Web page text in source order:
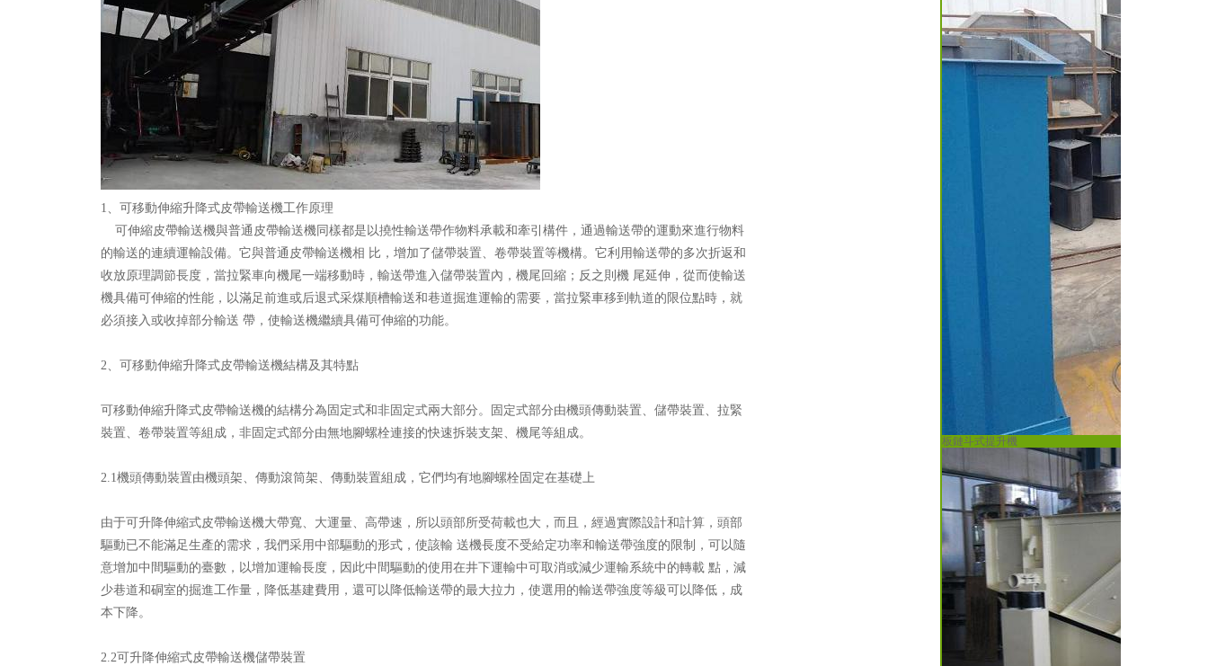
1、可移動伸縮升降式皮帶輸送機工作原理
可伸縮皮帶輸送機與普通皮帶輸送機同樣都是以撓性輸送帶作物料承載和牽引構件，通過輸送帶的運動來進行物料
的輸送的連續運輸設備。它與普通皮帶輸送機相 比，增加了儲帶裝置、卷帶裝置等機構。它利用輸送帶的多次折返和
收放原理調節長度，當拉緊車向機尾一端移動時，輸送帶進入儲帶裝置內，機尾回縮；反之則機 尾延伸，從而使輸送
機具備可伸縮的性能，以滿足前進或后退式采煤順槽輸送和巷道掘進運輸的需要，當拉緊車移到軌道的限位點時，就
必須接入或收掉部分輸送 帶，使輸送機繼續具備可伸縮的功能。
2、可移動伸縮升降式皮帶輸送機結構及其特點
可移動伸縮升降式皮帶輸送機的結構分為固定式和非固定式兩大部分。固定式部分由機頭傳動裝置、儲帶裝置、拉緊
裝置、卷帶裝置等組成，非固定式部分由無地腳螺栓連接的快速拆裝支架、機尾等組成。
2.1機頭傳動裝置由機頭架、傳動滾筒架、傳動裝置組成，它們均有地腳螺栓固定在基礎上
由于可升降伸縮式皮帶輸送機大帶寬、大運量、高帶速，所以頭部所受荷載也大，而且，經過實際設計和計算，頭部
驅動已不能滿足生產的需求，我們采用中部驅動的形式，使該輸 送機長度不受給定功率和輸送帶強度的限制，可以隨
意增加中間驅動的臺數，以增加運輸長度，因此中間驅動的使用在井下運輸中可取消或減少運輸系統中的轉載 點，減
少巷道和硐室的掘進工作量，降低基建費用，還可以降低輸送帶的最大拉力，使選用的輸送帶強度等級可以降低，成
本下降。
2.2可升降伸縮式皮帶輸送機儲帶裝置
板鏈斗式提升機